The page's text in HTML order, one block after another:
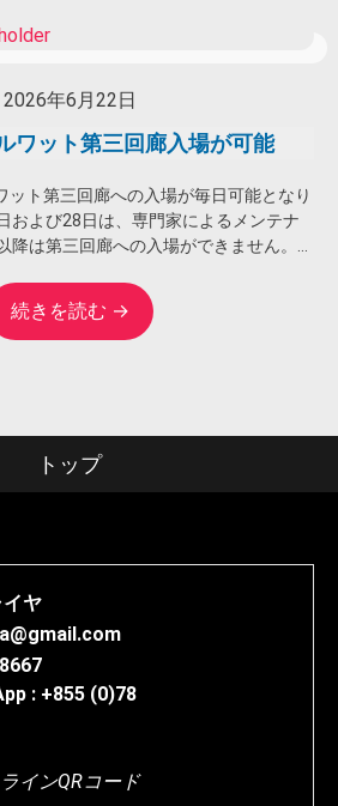
2026年6月22日
ワット第三回廊入場が可能
ット第三回廊への入場が毎日可能となり
および28日は、専門家によるメンテナ
降は第三回廊への入場ができません。...
続きを読む →
トップ
ヤ
: +855 (0)78
ラインQRコード